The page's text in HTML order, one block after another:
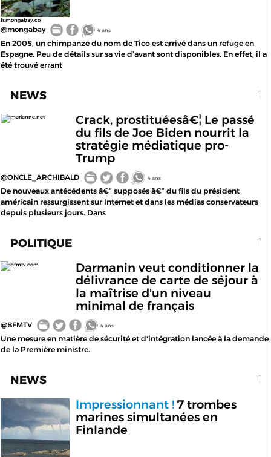
fr.mongabay.co
@mongabay 4 ans
En 2005, un chimpanzé du nom de Tico est arrivé dans un refuge en
Espagne. Peu de détails sur sa vie d’avant sont disponibles. En effet, il a
été trouvé errant
NEWS
marianne.net
Crack, prostituéesâ€¦ Le passé
du fils de Joe Biden nourrit la
stratégie médiatique pro-
Trump
@ONCLE_ARCHIBALD 4 ans
De nouveaux antécédents â€“ supposés â€“ du fils du président
américain ressurgissent sur Internet et dans les médias conservateurs
depuis plusieurs jours. Dans
POLITIQUE
bfmtv.com
Darmanin veut conditionner la
délivrance de carte de séjour à
la maîtrise d'un niveau
minimal de français
@BFMTV 4 ans
Une mesure en matière de sécurité et d'intégration lancée à la demande
de la Première ministre.
NEWS
Impressionnant !7 trombes
marines simultanées en
Finlande